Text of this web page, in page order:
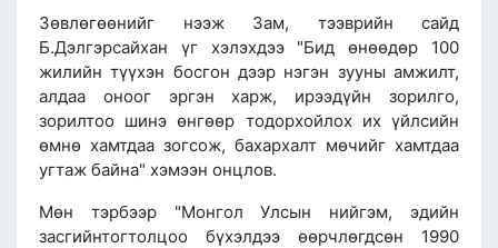
Зөвлөгөөнийг нээж Зам, тээврийн сайд
Б.Дэлгэрсайхан үг хэлэхдээ "Бид өнөөдөр 100
жилийн түүхэн босгон дээр нэгэн зууны амжилт,
алдаа оноог эргэн харж, ирээдүйн зорилго,
зорилтоо шинэ өнгөөр тодорхойлох их үйлсийн
өмнө хамтдаа зогсож, бахархалт мөчийг хамтдаа
угтаж байна" хэмээн онцлов.
Мөн тэрбээр "Монгол Улсын нийгэм, эдийн
засгийнтогтолцоо бүхэлдээ өөрчлөгдсөн 1990